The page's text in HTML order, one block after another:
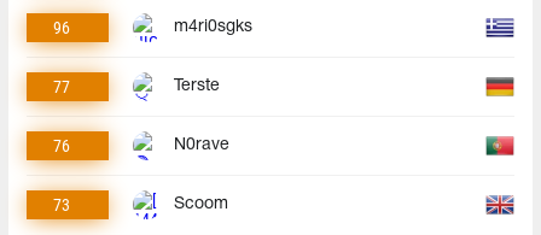
96 m4ri0sgks
77 Terste
76 N0rave
73 Scoom